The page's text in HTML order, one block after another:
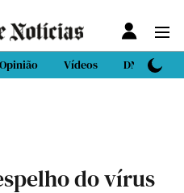
Opinião Vídeos DN Sport
do vírus